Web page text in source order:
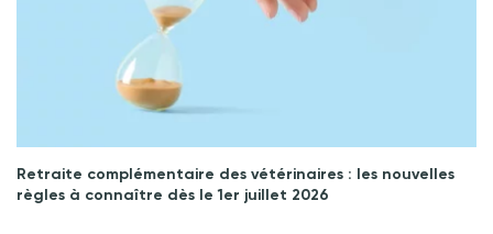
Retraite complémentaire des vétérinaires : les nouvelles
règles à connaître dès le 1er juillet 2026